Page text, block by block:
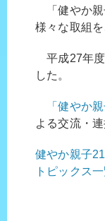
「健やか親
様々な取組
平成27年度
した。
「健やか
よる交流・
健やか親子
トピックス